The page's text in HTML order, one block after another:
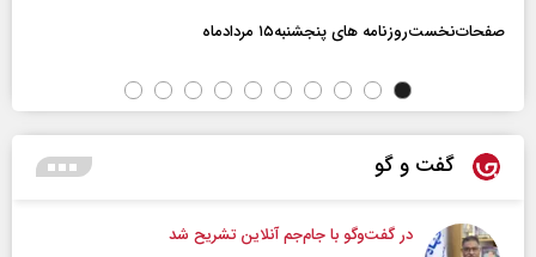
صفحات‌نخست‌روزنامه ها‌ی پنجشنبه‌۱۵ مردادماه
گفت و گو
در گفت‌و‌گو با جام‌جم آنلاین تشریح شد